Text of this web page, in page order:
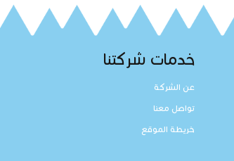
خدمات شركتنا
عن الشركة
تواصل معنا
خريطة الموقع